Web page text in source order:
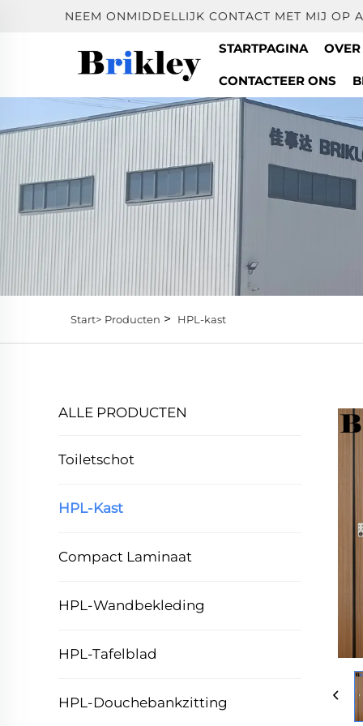
NEEM ONMIDDELLIJK CONTACT MET MIJ OP
STARTPAGINA
CONTACTEER ONS
Start> Producten > HPL-kast
ALLE PRODUCTEN
Toiletschot
HPL-Kast
Compact Laminaat
HPL-Wandbekleding
HPL-Tafelblad
HPL-Douchebankzitting